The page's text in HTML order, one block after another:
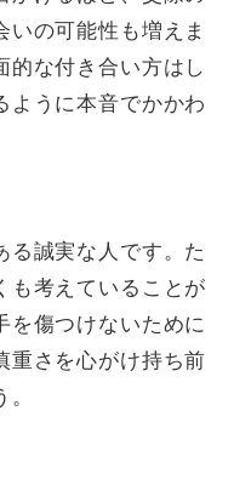
いの可能性も増えま
的な付き合い方はし
ように本音でかかわ
る誠実な人です。た
も考えていることが
を傷つけないために
重さを心がけ持ち前